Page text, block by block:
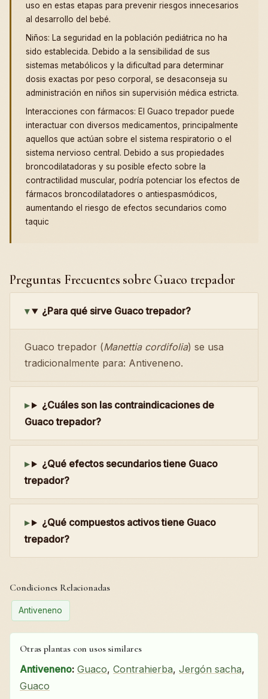
uso en estas etapas para prevenir riesgos innecesarios
al desarrollo del bebé.
Niños: La seguridad en la población pediátrica no ha
sido establecida. Debido a la sensibilidad de sus
sistemas metabólicos y la dificultad para determinar
dosis exactas por peso corporal, se desaconseja su
administración en niños sin supervisión médica estricta.
Interacciones con fármacos: El Guaco trepador puede
interactuar con diversos medicamentos, principalmente
aquellos que actúan sobre el sistema respiratorio o el
sistema nervioso central. Debido a sus propiedades
broncodilatadoras y su posible efecto sobre la
contractilidad muscular, podría potenciar los efectos de
fármacos broncodilatadores o antiespasmódicos,
aumentando el riesgo de efectos secundarios como
taquic
Preguntas Frecuentes sobre Guaco trepador
¿Para qué sirve Guaco trepador?
Guaco trepador (Manettia cordifolia) se usa
tradicionalmente para: Antiveneno.
¿Cuáles son las contraindicaciones de
Guaco trepador?
¿Qué efectos secundarios tiene Guaco
trepador?
¿Qué compuestos activos tiene Guaco
trepador?
Condiciones Relacionadas
Antiveneno
Otras plantas con usos similares
Antiveneno: Guaco, Contrahierba, Jergón sacha,
Guaco